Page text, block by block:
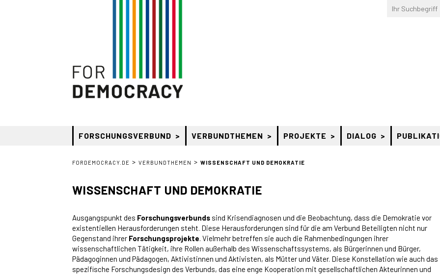
FORSCHUNGSVERBUND VERBUNDTHEMEN PROJEKTE DIALOG
FORDEMOCRACY.DE > VERBUNDTHEMEN > WISSENSCHAFT UND DEMOKRATIE
WISSENSCHAFT UND DEMOKRATIE
Ausgangspunkt des Forschungsverbunds sind Krisendiagnosen und die Beobachtung, dass die Demokratie vor
existentiellen Herausforderungen steht. Diese Herausforderungen sind für die am Verbund Beteiligten nicht nur
Gegenstand ihrer Forschungsprojekte. Vielmehr betreffen sie auch die Rahmenbedingungen ihrer
wissenschaftlichen Tätigkeit, ihre Rollen außerhalb des Wissenschaftssystems, als Bürgerinnen und Bürger,
Pädagoginnen und Pädagogen, Aktivistinnen und Aktivisten, als Mütter und Väter. Diese Konstellation wie auch das
spezifische Forschungsdesign des Verbunds, das eine enge Kooperation mit gesellschaftlichen Akteurinnen und